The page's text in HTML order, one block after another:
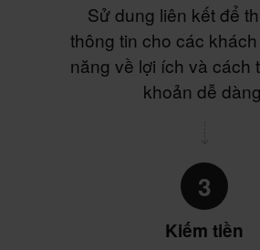
Sử dung liên kết để
thông tin cho các
năng về lợi ích và cách
khoản dễ
3
Kiếm tiền